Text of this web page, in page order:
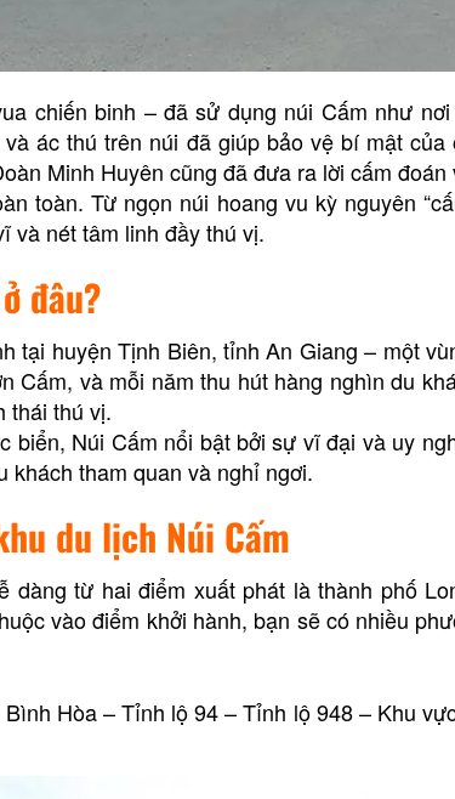
chiến binh – đã sử dụng núi Cấm như
ác thú trên núi đã giúp bảo vệ bí mật
Minh Huyên cũng đã đưa ra lời cấm đoán
toàn. Từ ngọn núi hoang vu kỳ nguyên
và nét tâm linh đầy thú vị.
đâu?
tại huyện Tịnh Biên, tỉnh An Giang – một
Cấm, và mỗi năm thu hút hàng nghìn du
thái thú vị.
biển, Núi Cấm nổi bật bởi sự vĩ đại và uy
khách tham quan và nghỉ ngơi.
du lịch Núi Cấm
dàng từ hai điểm xuất phát là thành phố
vào điểm khởi hành, bạn sẽ có nhiều
Hòa – Tỉnh lộ 94 – Tỉnh lộ 948 – Khu